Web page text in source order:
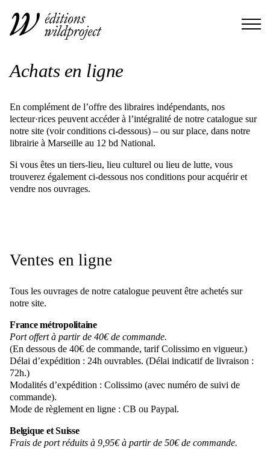
Achats en ligne
En complément de l’offre des libraires indépendants, nos
lecteur·rices peuvent accéder à l’intégralité de notre catalogue sur
notre site (voir conditions ci-dessous) – ou sur place, dans notre
librairie à Marseille au 12 bd National.
Si vous êtes un tiers-lieu, lieu culturel ou lieu de lutte, vous
trouverez également ci-dessous nos conditions pour acquérir et
vendre nos ouvrages.
Ventes en ligne
Tous les ouvrages de notre catalogue peuvent être achetés sur
notre site.
France métropolitaine
Port offert à partir de 40€ de commande.
(En dessous de 40€ de commande, tarif Colissimo en vigueur.)
Délai d’expédition : 24h ouvrables. (Délai indicatif de livraison :
72h.)
Modalités d’expédition : Colissimo (avec numéro de suivi de
commande).
Mode de règlement en ligne : CB ou Paypal.
Belgique et Suisse
Frais de port réduits à 9,95€ à partir de 50€ de commande.